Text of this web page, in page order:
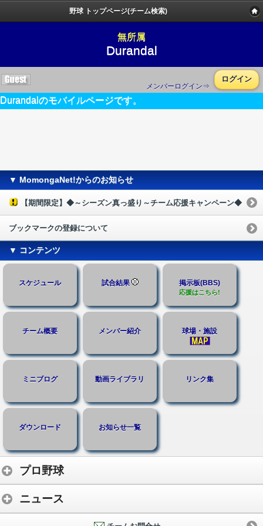
野球 トップページ(チーム検索)
無所属
Durandal
メンバーログイン⇒
ログイン
Durandalのモバイルページです。
▼ MomongaNet!からのお知らせ
【期間限定】◆～シーズン真っ盛り～チーム応援キャンペーン◆
ブックマークの登録について
▼ コンテンツ
スケジュール 試合結果 掲示板(BBS)
応援はこちら!
チーム概要 メンバー紹介 球場・施設
ミニブログ 動画ライブラリ リンク集
ダウンロード お知らせ一覧
プロ野球
ニュース